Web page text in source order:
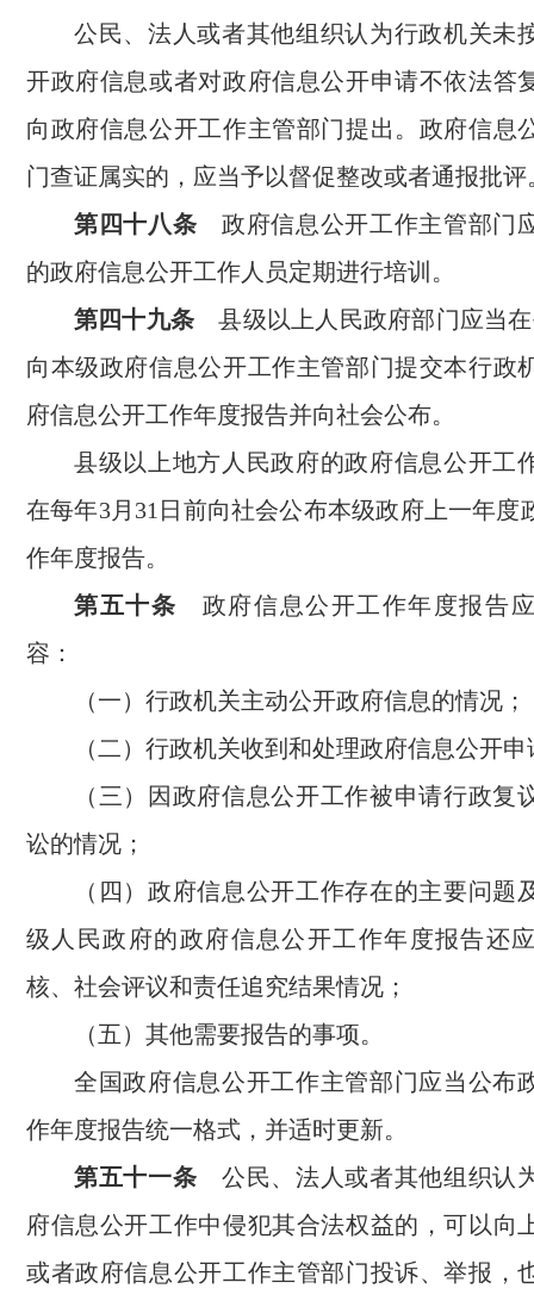
公民、法人或者其他组织认为行政机关未
开政府信息或者对政府信息公开申请不依法答
向政府信息公开工作主管部门提出。政府信息
门查证属实的，应当予以督促整改或者通报批评
第四十八条 政府信息公开工作主管部门
的政府信息公开工作人员定期进行培训。
第四十九条 县级以上人民政府部门应当在
向本级政府信息公开工作主管部门提交本行政
府信息公开工作年度报告并向社会公布。
县级以上地方人民政府的政府信息公开工
在每年3月31日前向社会公布本级政府上一年度
作年度报告。
第五十条 政府信息公开工作年度报告
容：
（一）行政机关主动公开政府信息的情况；
（二）行政机关收到和处理政府信息公开
（三）因政府信息公开工作被申请行政复
讼的情况；
（四）政府信息公开工作存在的主要问题
级人民政府的政府信息公开工作年度报告还
核、社会评议和责任追究结果情况；
（五）其他需要报告的事项。
全国政府信息公开工作主管部门应当公布
作年度报告统一格式，并适时更新。
第五十一条 公民、法人或者其他组织认
府信息公开工作中侵犯其合法权益的，可以向
或者政府信息公开工作主管部门投诉、举报，